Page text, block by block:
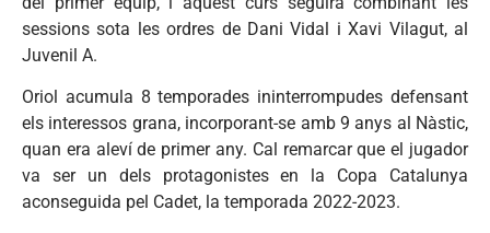
sessions sota les ordres de Dani Vidal i Xavi Vilagut, al
Juvenil A.
Oriol acumula 8 temporades ininterrompudes defensant
els interessos grana, incorporant-se amb 9 anys al Nàstic,
quan era aleví de primer any. Cal remarcar que el jugador
va ser un dels protagonistes en la Copa Catalunya
aconseguida pel Cadet, la temporada 2022-2023.